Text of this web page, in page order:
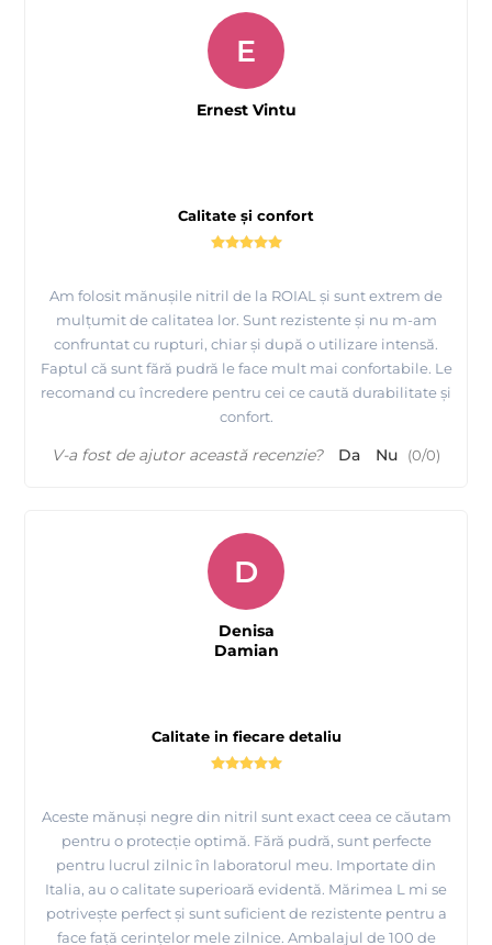
Calitate și confort
Am folosit mănușile nitril de la ROIAL și sunt extrem de
mulțumit de calitatea lor. Sunt rezistente și nu m-am
confruntat cu rupturi, chiar și după o utilizare intensă.
Faptul că sunt fără pudră le face mult mai confortabile. Le
recomand cu încredere pentru cei ce caută durabilitate și
confort.
E
Ernest Vintu
V-a fost de ajutor această recenzie? Da Nu (0/0)
Calitate in fiecare detaliu
Aceste mănuși negre din nitril sunt exact ceea ce căutam
pentru o protecție optimă. Fără pudră, sunt perfecte
pentru lucrul zilnic în laboratorul meu. Importate din
Italia, au o calitate superioară evidentă. Mărimea L mi se
potrivește perfect și sunt suficient de rezistente pentru a
face față cerințelor mele zilnice. Ambalajul de 100 de
D
Denisa
Damian